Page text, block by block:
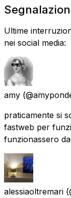
Ultime
nei social media:
amy
praticamente si
fastweb per
funzionassero
alessiaoltremari